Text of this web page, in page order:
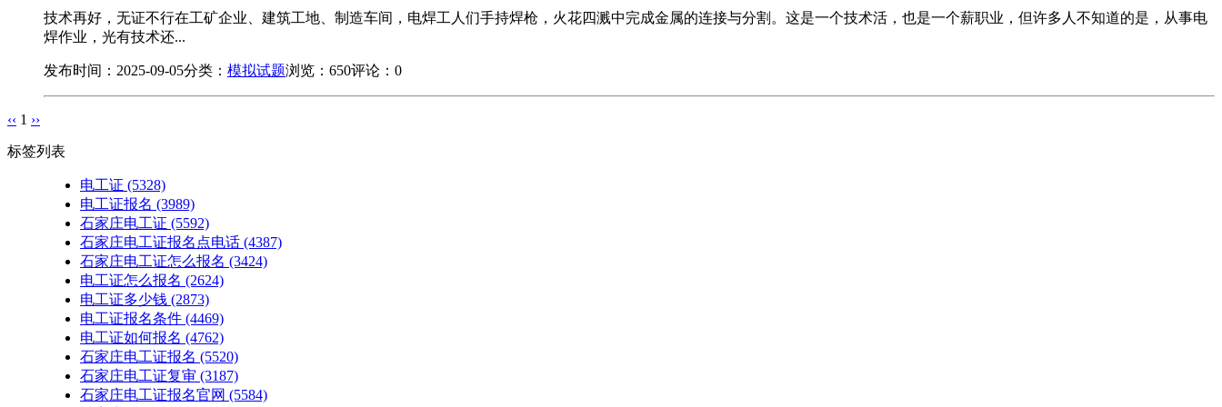
技术再好，无证不行在工矿企业、建筑工地、制造车间，电焊工人们手持焊枪，火花四溅中完成金属的连接与分割。这是一个技术活，也是一个薪职业，但许多人不知道的是，从事电
焊作业，光有技术还...
发布时间：2025-09-05分类： 模拟试题浏览：650评论：0
‹‹ 1 ››
标签列表
电工证 (5328)
电工证报名 (3989)
石家庄电工证 (5592)
石家庄电工证报名点电话 (4387)
石家庄电工证怎么报名 (3424)
电工证怎么报名 (2624)
电工证多少钱 (2873)
电工证报名条件 (4469)
电工证如何报名 (4762)
石家庄电工证报名 (5520)
石家庄电工证复审 (3187)
石家庄电工证报名官网 (5584)